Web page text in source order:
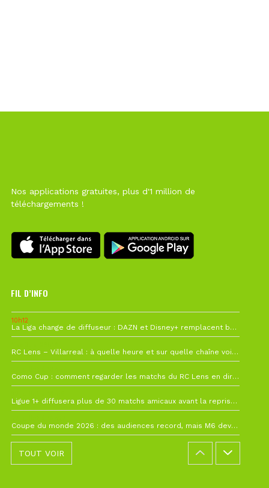
Nos applications gratuites, plus d'1 million de
téléchargements !
FIL D’INFO
10h12
La Liga change de diffuseur : DAZN et Disney+ remplacent beIN Sports !
RC Lens – Villarreal : à quelle heure et sur quelle chaîne voir la finale de la Como Cup ?
Como Cup : comment regarder les matchs du RC Lens en direct ?
Ligue 1+ diffusera plus de 30 matchs amicaux avant la reprise de la Ligue 1
Coupe du monde 2026 : des audiences record, mais M6 devrait perdre très gros !
TOUT VOIR